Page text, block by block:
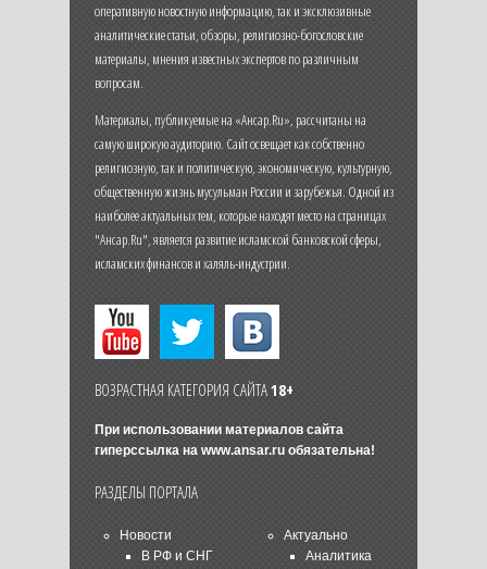
оперативную новостную информацию, так и эксклюзивные
аналитические статьи, обзоры, религиозно-богословские
материалы, мнения известных экспертов по различным
вопросам.
Материалы, публикуемые на «Ансар.Ru», рассчитаны на
самую широкую аудиторию. Сайт освещает как собственно
религиозную, так и политическую, экономическую, культурную,
общественную жизнь мусульман России и зарубежья. Одной из
наиболее актуальных тем, которые находят место на страницах
"Ансар.Ru", является развитие исламской банковской сферы,
исламских финансов и халяль-индустрии.
ВОЗРАСТНАЯ КАТЕГОРИЯ САЙТА18+
При использовании материалов сайта
гиперссылка на www.ansar.ruобязательна!
РАЗДЕЛЫ ПОРТАЛА
Новости
В РФ и СНГ
Актуально
Аналитика